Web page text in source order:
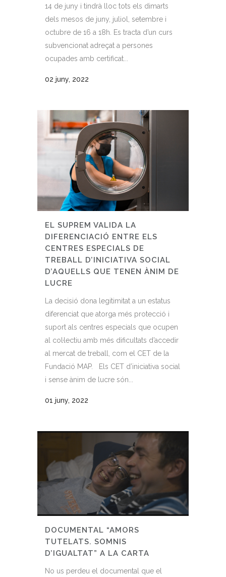
14 de juny i tindrà lloc tots els dimarts
dels mesos de juny, juliol, setembre i
octubre de 16 a 18h. Es tracta d’un curs
subvencionat adreçat a persones
ocupades amb certificat...
02 juny, 2022
EL SUPREM VALIDA LA
DIFERENCIACIÓ ENTRE ELS
CENTRES ESPECIALS DE
TREBALL D’INICIATIVA SOCIAL
D’AQUELLS QUE TENEN ÀNIM DE
LUCRE
La decisió dona legitimitat a un estatus
diferenciat que atorga més protecció i
suport als centres especials que ocupen
al col·lectiu amb més dificultats d’accedir
al mercat de treball, com el CET de la
Fundació MAP. Els CET d’iniciativa social
i sense ànim de lucre són...
01 juny, 2022
DOCUMENTAL “AMORS
TUTELATS. SOMNIS
D’IGUALTAT” A LA CARTA
No us perdeu el documental que el